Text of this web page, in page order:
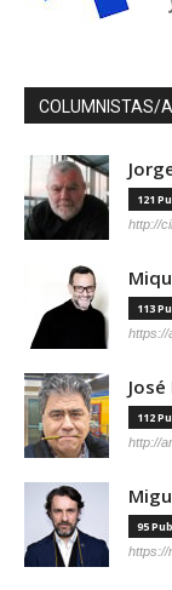
COLUMNISTAS/
121
http://
113
https://
112
http://
95
https://